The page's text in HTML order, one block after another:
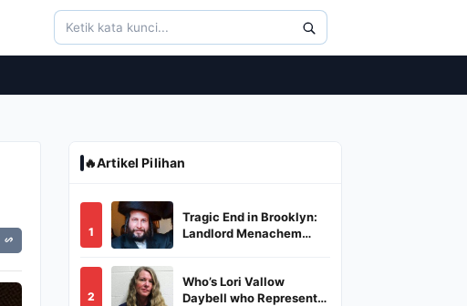
🔥Artikel Pilihan
1
Tragic End in Brooklyn:
Landlord Menachem
Burned in a Dumpster
2
Who’s Lori Vallow
Daybell who Represents